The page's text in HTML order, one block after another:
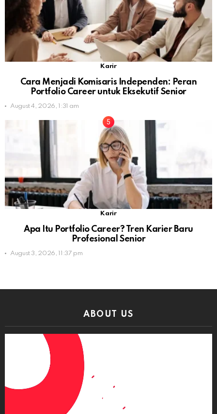
Karir
Cara Menjadi Komisaris Independen: Peran
Portfolio Career untuk Eksekutif Senior
August 4, 2026, 1:31 am
Karir
Apa Itu Portfolio Career? Tren Karier Baru
Profesional Senior
August 3, 2026, 11:37 pm
ABOUT US